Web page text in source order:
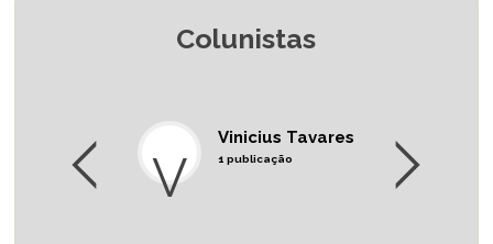
Colunistas